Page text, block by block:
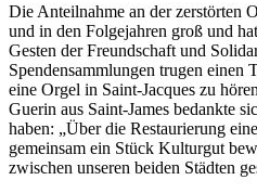
Die Anteilnahme an der zerstörten
und in den Folgejahren groß und
Gesten der Freundschaft und
Spendensammlungen trugen einen
eine Orgel in Saint-Jacques zu
Guerin aus Saint-James bedankte
haben: „Über die Restaurierung
gemeinsam ein Stück Kulturgut
zwischen unseren beiden Städten